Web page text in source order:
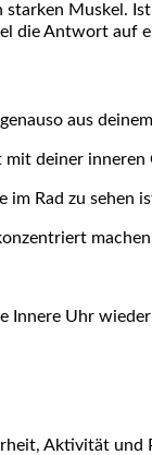
Muskel.
die Antwort auf
aus
deiner inneren
Rad zu
Uhr
Aktivität und